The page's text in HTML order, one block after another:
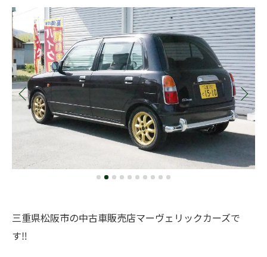
三重県松阪市の中古車販売店マーヴェリックカーズで
す‼️